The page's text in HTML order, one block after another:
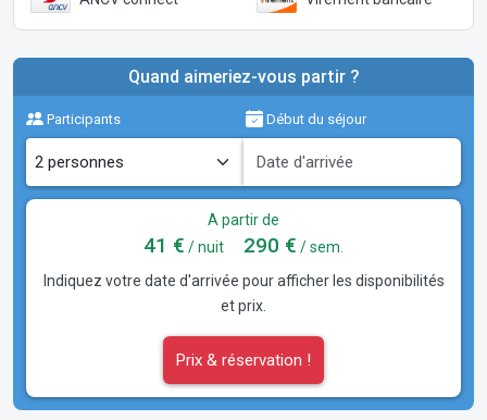
Quand aimeriez-vous partir ?
Participants Début du séjour
A partir de
41 € / nuit 290 € / sem.
Indiquez votre date d'arrivée pour afficher les disponibilités
et prix.
Prix & réservation !